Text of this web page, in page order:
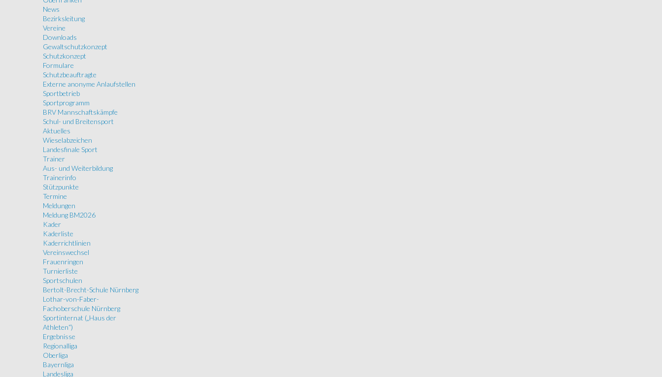
News
Bezirksleitung
Vereine
Downloads
Gewaltschutzkonzept
Schutzkonzept
Formulare
Schutzbeauftragte
Externe anonyme Anlaufstellen
Sportbetrieb
Sportprogramm
BRV Mannschaftskämpfe
Schul- und Breitensport
Aktuelles
Wieselabzeichen
Landesfinale Sport
Trainer
Aus- und Weiterbildung
Trainerinfo
Stützpunkte
Termine
Meldungen
Meldung BM2026
Kader
Kaderliste
Kaderrichtlinien
Vereinswechsel
Frauenringen
Turnierliste
Sportschulen
Bertolt-Brecht-Schule Nürnberg
Lothar-von-Faber-
Fachoberschule Nürnberg
Sportinternat („Haus der
Athleten“)
Ergebnisse
Regionalliga
Oberliga
Bayernliga
Landesliga